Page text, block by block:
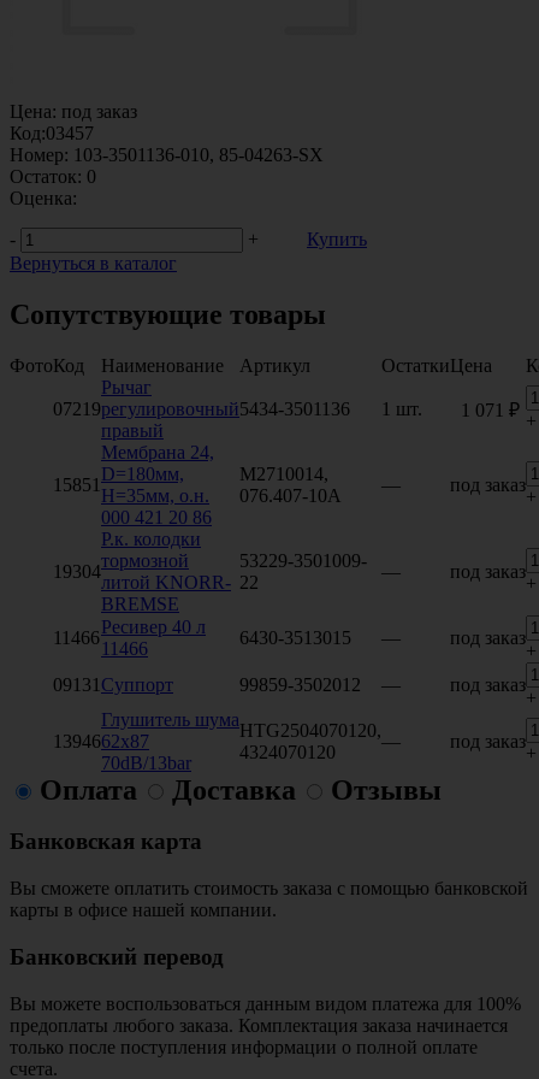
Цена: под заказ
Код:03457
Номер: 103-3501136-010, 85-04263-SX
Остаток: 0
Оценка:
-
+
Купить
Вернуться в каталог
Сопутствующие товары
ФотоКод Наименование Артикул ОстаткиЦена
07219
Рычаг
регулировочный
правый
5434-3501136 1 шт. 1 071 ₽
+
15851
Мембрана 24,
D=180мм,
H=35мм, о.н.
000 421 20 86
M2710014,
076.407-10A
— под заказ
+
19304
Р.к. колодки
тормозной
литой KNORR-
BREMSE
53229-3501009-
22
— под заказ
+
11466
Ресивер 40 л
11466
6430-3513015 — под заказ
+
09131 Суппорт 99859-3502012 — под заказ
+
13946
Глушитель шума
62x87
70dB/13bar
HTG2504070120,
4324070120
— под заказ
+
Оплата Доставка Отзывы
Банковская карта
Вы сможете оплатить стоимость заказа с помощью банковской
карты в офисе нашей компании.
Банковский перевод
Вы можете воспользоваться данным видом платежа для 100%
предоплаты любого заказа. Комплектация заказа начинается
только после поступления информации о полной оплате
счета.